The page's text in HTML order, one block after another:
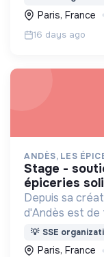
la construction
écologique.
Paris, France
16 days ago
ANDÈS, LES
stage - soutien au développement des
épiceries
Depuis sa
d'Andès est de
solidaires et
au mieux ses
💡 SSE
Paris, France